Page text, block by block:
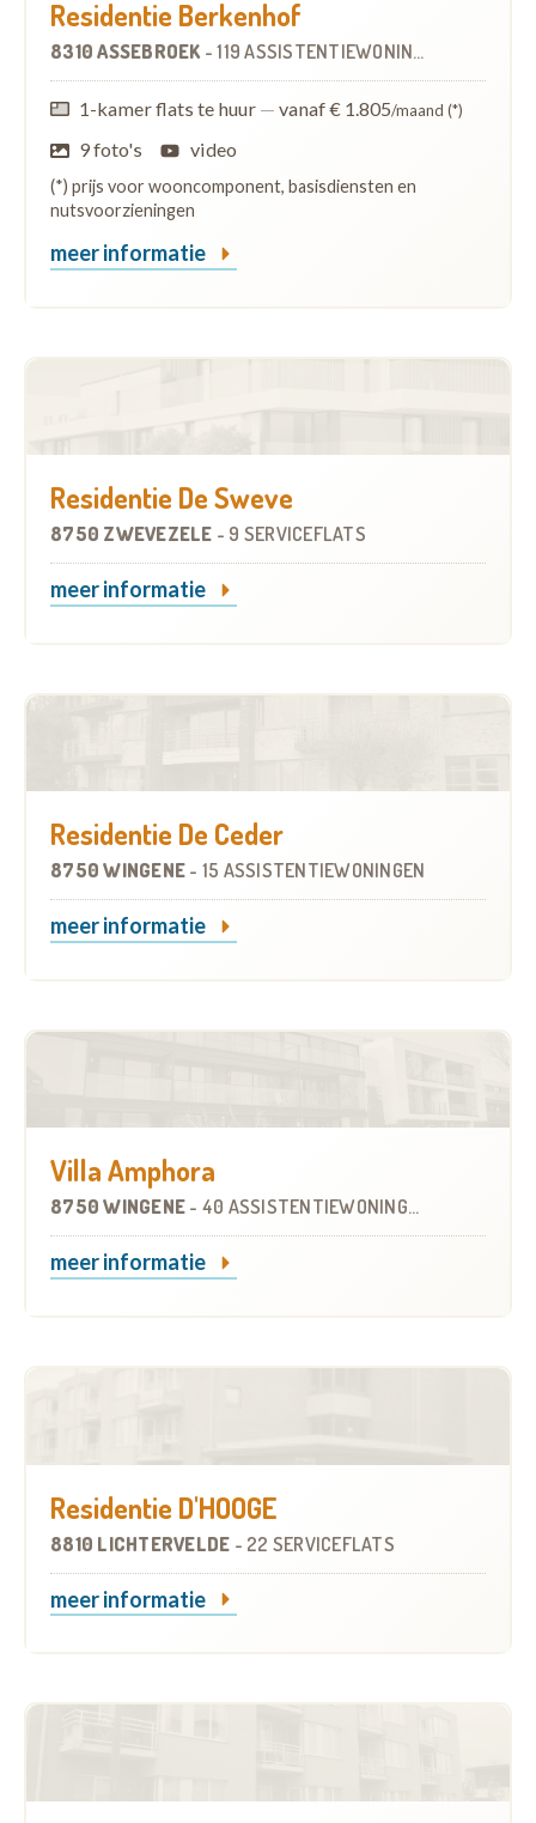
Residentie Berkenhof
8310 ASSEBROEK -119 ASSISTENTIEWONINGEN
1-kamer flats te huur — vanaf € 1.805/maand (*)
9 foto's video
(*) prijs voor wooncomponent, basisdiensten en
nutsvoorzieningen
meer informatie
Residentie De Sweve
8750 ZWEVEZELE - 9 SERVICEFLATS
meer informatie
Residentie De Ceder
8750 WINGENE - 15 ASSISTENTIEWONINGEN
meer informatie
Villa Amphora
8750 WINGENE - 40 ASSISTENTIEWONINGEN
meer informatie
Residentie D'HOOGE
8810 LICHTERVELDE - 22 SERVICEFLATS
meer informatie